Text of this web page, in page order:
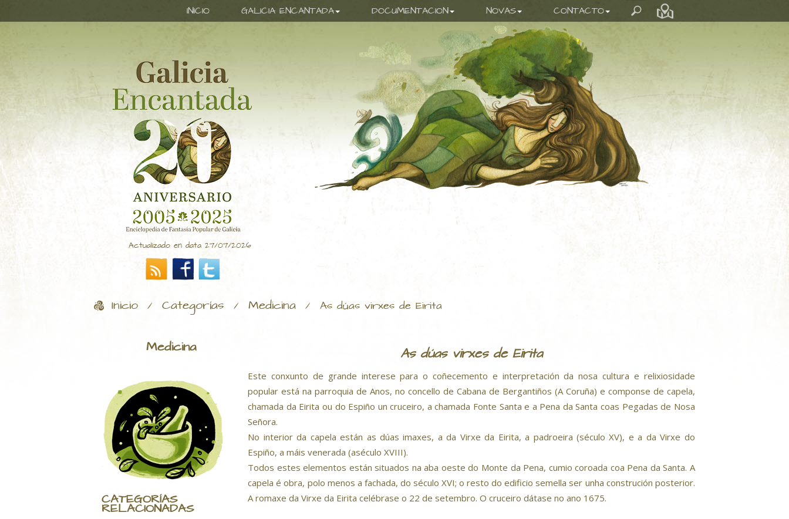
INICIO GALICIA ENCANTADA DOCUMENTACION NOVAS CONTACTO
Actualizado en data 27/07/2026
Inicio / Categorías / Medicina / As dúas virxes de Eirita
Medicina
CATEGORÍAS
RELACIONADAS
As dúas virxes de Eirita
Este conxunto de grande interese para o coñecemento e interpretación da nosa cultura e relixiosidade
popular está na parroquia de Anos, no concello de Cabana de Bergantiños (A Coruña) e componse de capela,
chamada da Eirita ou do Espiño un cruceiro, a chamada Fonte Santa e a Pena da Santa coas Pegadas de Nosa
Señora.
No interior da capela están as dúas imaxes, a da Virxe da Eirita, a padroeira (século XV), e a da Virxe do
Espiño, a máis venerada (aséculo XVIII).
Todos estes elementos están situados na aba oeste do Monte da Pena, cumio coroada coa Pena da Santa. A
capela é obra, polo menos a fachada, do século XVI; o resto do edificio semella ser unha construción posterior.
A romaxe da Virxe da Eirita celébrase o 22 de setembro. O cruceiro dátase no ano 1675.